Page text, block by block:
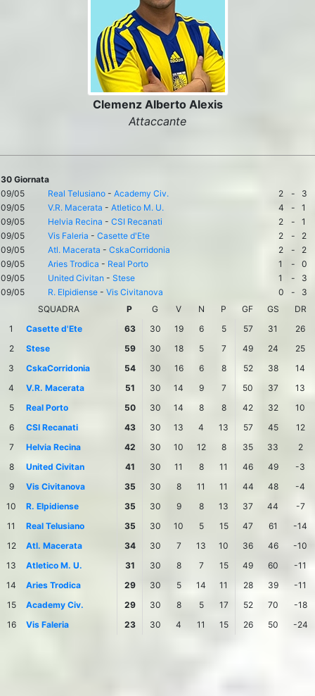
Clemenz Alberto Alexis
Attaccante
30 Giornata
09/05
Real Telusiano - Academy Civ. 2 -
3
09/05
V.R. Macerata - Atletico M. U. 4 -
1
09/05
Helvia Recina - CSI Recanati 2 -
1
09/05
Vis Faleria - Casette d'Ete 2 -
2
09/05
Atl. Macerata - CskaCorridonia 2 -
2
09/05
Aries Trodica - Real Porto 1 -
0
09/05
United Civitan - Stese 1 -
3
09/05
R. Elpidiense - Vis Civitanova 0 -
3
SQUADRA
P G V N P GF GS
DR
1
Casette d'Ete 63 30 19 6 5 57 31
26
2
Stese 59 30 18 5 7 49 24
25
3
CskaCorridonia 54 30 16 6 8 52 38
14
4
V.R. Macerata 51 30 14 9 7 50 37
13
5
Real Porto 50 30 14 8 8 42 32
10
6
CSI Recanati 43 30 13 4 13 57 45
12
7
Helvia Recina 42 30 10 12 8 35 33
2
8
United Civitan 41 30 11 8 11 46 49
-3
9
Vis Civitanova 35 30 8 11 11 44 48
-4
10
R. Elpidiense 35 30 9 8 13 37 44
-7
11
Real Telusiano 35 30 10 5 15 47 61
-14
12
Atl. Macerata 34 30 7 13 10 36 46
-10
13
Atletico M. U. 31 30 8 7 15 49 60
-11
14
Aries Trodica 29 30 5 14 11 28 39
-11
15
Academy Civ. 29 30 8 5 17 52 70
-18
16
Vis Faleria 23 30 4 11 15 26 50 -24